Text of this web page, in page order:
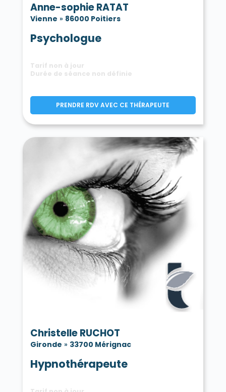
Anne-sophie RATAT
Vienne » 86000 Poitiers
Psychologue
Tarif non à jour
Durée de séance non définie
PRENDRE RDV AVEC CE THÉRAPEUTE
Christelle RUCHOT
Gironde » 33700 Mérignac
Hypnothérapeute